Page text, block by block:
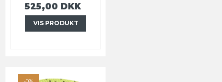
525,00 DKK
VIS PRODUKT